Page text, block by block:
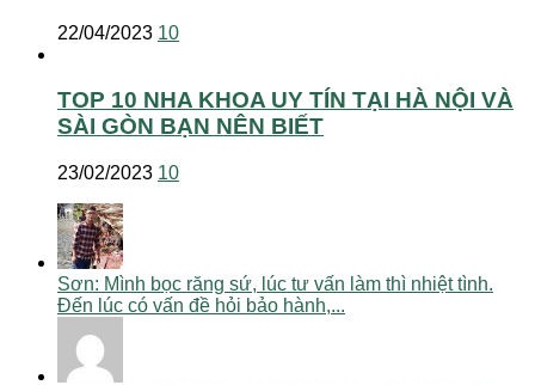
22/04/2023 10
TOP 10 NHA KHOA UY TÍN TẠI HÀ NỘI VÀ
SÀI GÒN BẠN NÊN BIẾT
23/02/2023 10
Sơn: Mình bọc răng sứ, lúc tư vấn làm thì nhiệt tình.
Đến lúc có vấn đề hỏi bảo hành,...